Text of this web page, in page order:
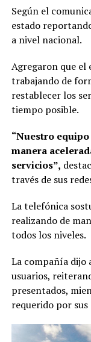
Según el
estado
a nivel nacional.
Agregaron que el
trabajando de
restablecer los
tiempo posible.
“Nuestro
manera
servicios”,
través de sus
La telefónica
realizando de
todos los niveles.
La compañía dijo
usuarios,
presentados,
requerido por